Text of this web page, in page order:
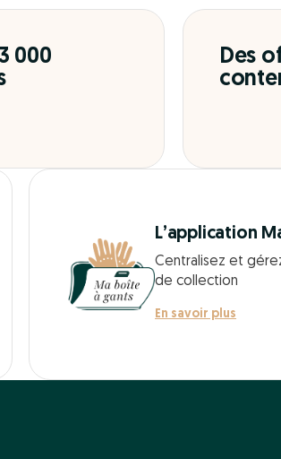
000
Des
L’application
Centralisez et
de collection
En savoir plus